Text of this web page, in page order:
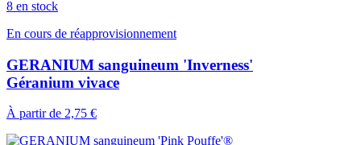
8 en stock
En cours de réapprovisionnement
GERANIUM sanguineum 'Inverness'
Géranium vivace
À partir de 2,75 €